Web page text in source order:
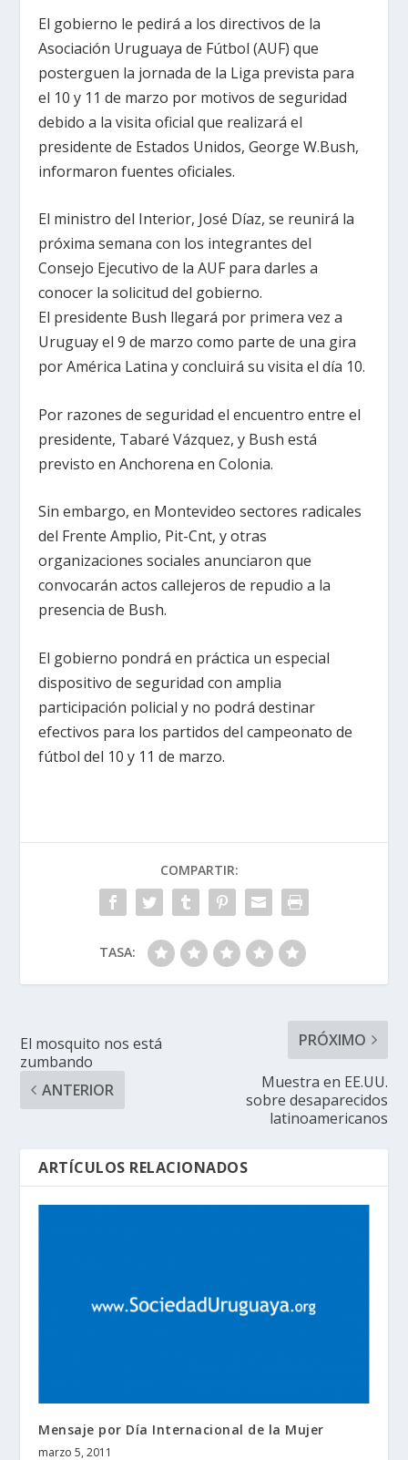
El gobierno le pedirá a los directivos de la
Asociación Uruguaya de Fútbol (AUF) que
posterguen la jornada de la Liga prevista para
el 10 y 11 de marzo por motivos de seguridad
debido a la visita oficial que realizará el
presidente de Estados Unidos, George W.Bush,
informaron fuentes oficiales.
El ministro del Interior, José Díaz, se reunirá la
próxima semana con los integrantes del
Consejo Ejecutivo de la AUF para darles a
conocer la solicitud del gobierno.
El presidente Bush llegará por primera vez a
Uruguay el 9 de marzo como parte de una gira
por América Latina y concluirá su visita el día 10.
Por razones de seguridad el encuentro entre el
presidente, Tabaré Vázquez, y Bush está
previsto en Anchorena en Colonia.
Sin embargo, en Montevideo sectores radicales
del Frente Amplio, Pit-Cnt, y otras
organizaciones sociales anunciaron que
convocarán actos callejeros de repudio a la
presencia de Bush.
El gobierno pondrá en práctica un especial
dispositivo de seguridad con amplia
participación policial y no podrá destinar
efectivos para los partidos del campeonato de
fútbol del 10 y 11 de marzo.
COMPARTIR:
TASA:
El mosquito nos está
zumbando
ANTERIOR
PRÓXIMO
Muestra en EE.UU.
sobre desaparecidos
latinoamericanos
ARTÍCULOS RELACIONADOS
Mensaje por Día Internacional de la Mujer
marzo 5, 2011